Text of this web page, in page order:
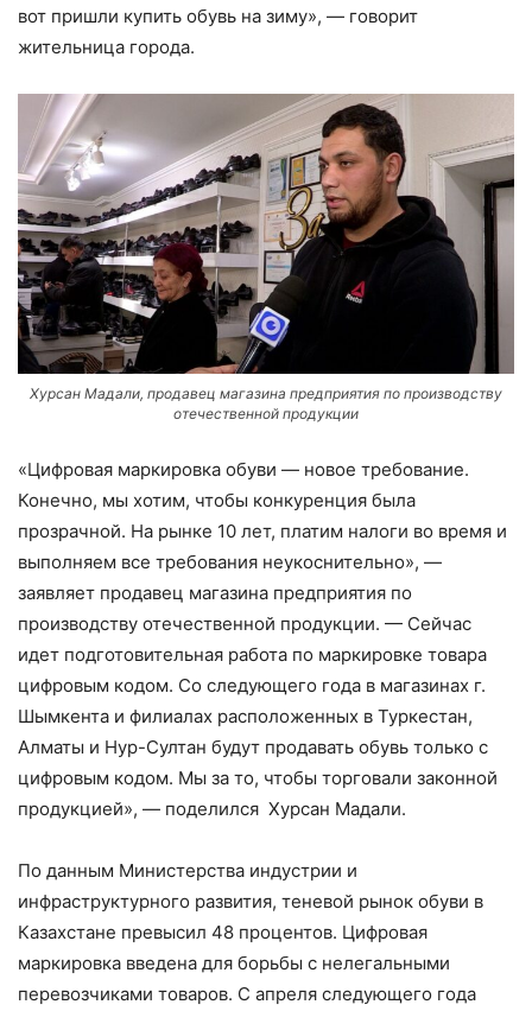
вот пришли купить обувь на зиму», — говорит
жительница города.
Хурсан Мадали, продавец магазина предприятия по производству
отечественной продукции
«Цифровая маркировка обуви — новое требование.
Конечно, мы хотим, чтобы конкуренция была
прозрачной. На рынке 10 лет, платим налоги во время и
выполняем все требования неукоснительно», —
заявляет продавец магазина предприятия по
производству отечественной продукции. — Сейчас
идет подготовительная работа по маркировке товара
цифровым кодом. Со следующего года в магазинах г.
Шымкента и филиалах расположенных в Туркестан,
Алматы и Нур-Султан будут продавать обувь только с
цифровым кодом. Мы за то, чтобы торговали законной
продукцией», — поделился Хурсан Мадали.
По данным Министерства индустрии и
инфраструктурного развития, теневой рынок обуви в
Казахстане превысил 48 процентов. Цифровая
маркировка введена для борьбы с нелегальными
перевозчиками товаров. С апреля следующего года